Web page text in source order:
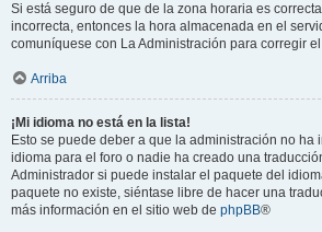
Si está seguro de que de la zona horaria es
incorrecta, entonces la hora almacenada en el
comuníquese con La Administración para corregir
Arriba
¡Mi idioma no está en la lista!
Esto se puede deber a que la administración no ha
idioma para el foro o nadie ha creado una
Administrador si puede instalar el paquete del
paquete no existe, siéntase libre de hacer una
más información en el sitio web de phpBB®